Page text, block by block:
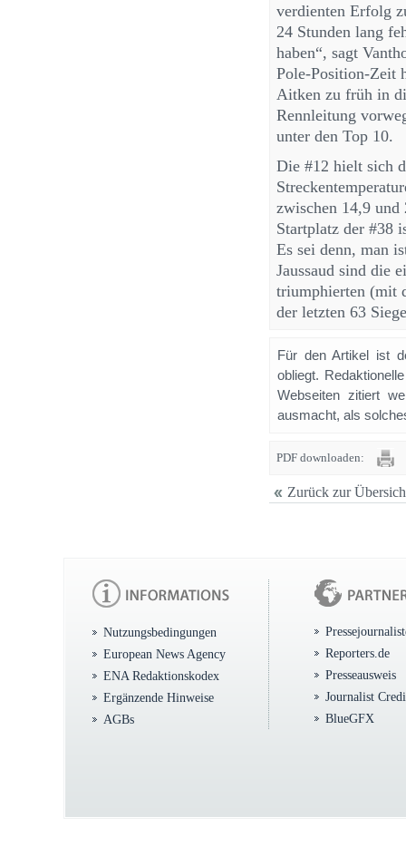
verdienten Erfolg
24 Stunden lang
haben“, sagt
Pole-Position-Zeit
Aitken zu früh in
Rennleitung
unter den Top 10.
Die #12 hielt sich
zwischen 14,9 und
Startplatz der #38
Es sei denn, man
Jaussaud sind die
triumphierten (mit
der letzten 63
Für den Artikel ist
obliegt.
Webseiten zitiert
ausmacht, als
PDF downloaden:
Zurück zur
Nutzungsbedingungen
European News Agency
ENA Redaktionskodex
Ergänzende Hinweise
AGBs
Reporters.de
Presseausweis
Journalist
BlueGFX